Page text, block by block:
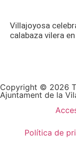
Villajoyosa
calabaza vilera
Copyright © 2026
Ajuntament de la
Política de